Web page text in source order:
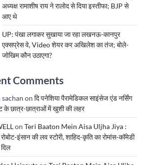
अध्यक्ष रामाशीष राय ने रालोद से दिया इस्तीफा; BJP से
आए थे
UP: पंखा लगाकर सुखाया जा रहा लखनऊ-कानपुर
एक्सप्रेस वे, Video शेयर कर अखिलेश का तंज; बोले-
जोखिम कौन उठाएगा?
Comments
sachan on दि पनेशिया पैरामेडिकल साइंसेज एंड नर्सिंग
के छात्र-छात्राओं में खुशी की लहर
on Teri Baaton Mein Aisa Uljha Jiya :
इंसान की लव स्टोरी, शाहिद-कृति का रोमांस-कॉमेडी